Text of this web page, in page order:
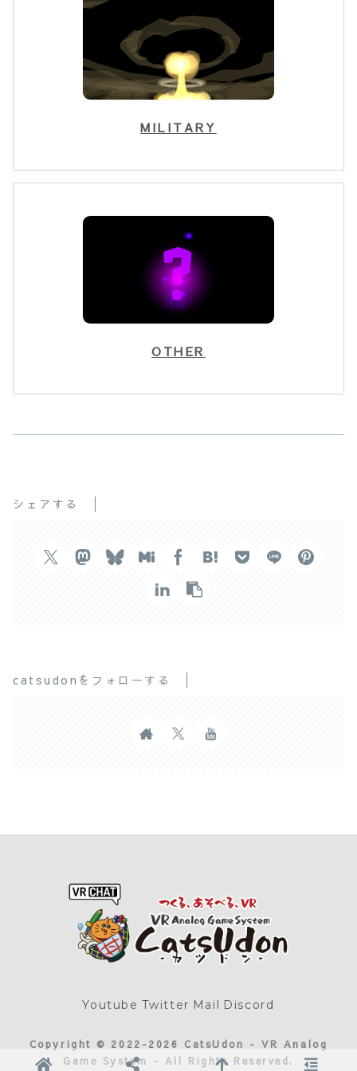
MILITARY
OTHER
シェアする
catsudonをフォローする
Youtube Twitter Mail Discord
Copyright © 2022-2026 CatsUdon - VR Analog
Game System - All Rights Reserved.